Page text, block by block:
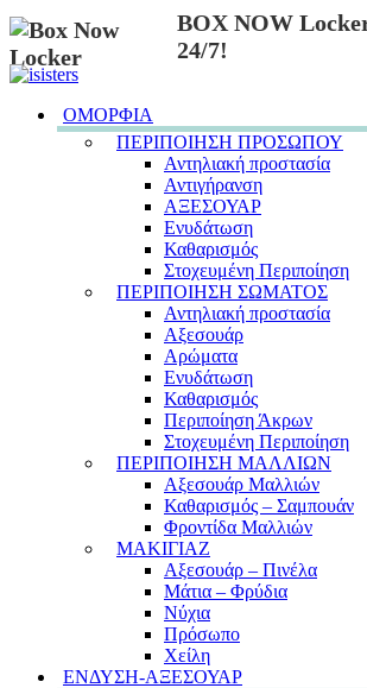
BOX NOW
24/7!
ΟΜΟΡΦΙΑ
ΠΕΡΙΠΟΙΗΣΗ ΠΡΟΣΩΠΟΥ
Αντηλιακή προστασία
Αντιγήρανση
ΑΞΕΣΟΥΑΡ
Ενυδάτωση
Καθαρισμός
Στοχευμένη Περιποίηση
ΠΕΡΙΠΟΙΗΣΗ ΣΩΜΑΤΟΣ
Αντηλιακή προστασία
Αξεσουάρ
Αρώματα
Ενυδάτωση
Καθαρισμός
Περιποίηση Άκρων
Στοχευμένη Περιποίηση
ΠΕΡΙΠΟΙΗΣΗ ΜΑΛΛΙΩΝ
Αξεσουάρ Μαλλιών
Καθαρισμός – Σαμπουάν
Φροντίδα Μαλλιών
ΜΑΚΙΓΙΑΖ
Αξεσουάρ – Πινέλα
Μάτια – Φρύδια
Νύχια
Πρόσωπο
Χείλη
ΕΝΔΥΣΗ-ΑΞΕΣΟΥΑΡ